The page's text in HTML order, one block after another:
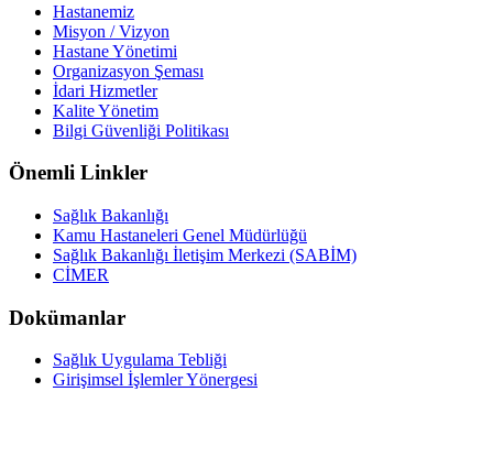
Hastanemiz
Misyon / Vizyon
Hastane Yönetimi
Organizasyon Şeması
İdari Hizmetler
Kalite Yönetim
Bilgi Güvenliği Politikası
Önemli Linkler
Sağlık Bakanlığı
Kamu Hastaneleri Genel Müdürlüğü
Sağlık Bakanlığı İletişim Merkezi (SABİM)
CİMER
Dokümanlar
Sağlık Uygulama Tebliği
Girişimsel İşlemler Yönergesi